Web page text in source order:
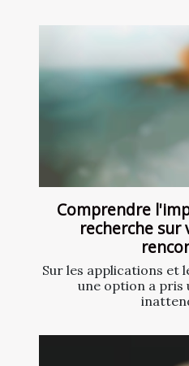
Comprendre
recherche sur
Sur les applications et
une option a pris